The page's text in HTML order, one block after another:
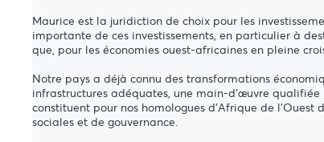
Maurice est la juridiction de choix pour les
importante de ces investissements, en particulier à
que, pour les économies ouest-africaines en pleine
Notre pays a déjà connu des transformations
infrastructures adéquates, une main-d'œuvre
constituent pour nos homologues d'Afrique de l'Ouest
sociales et de gouvernance.